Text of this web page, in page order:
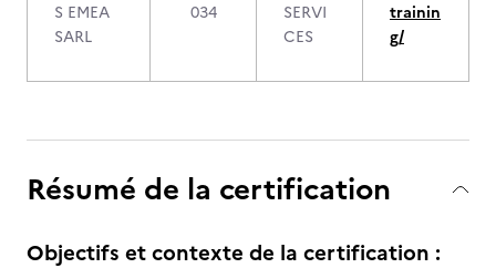
S EMEA
SARL
034
SERVI
CES
trainin
g/
Résumé de la certification
Objectifs et contexte de la certification :